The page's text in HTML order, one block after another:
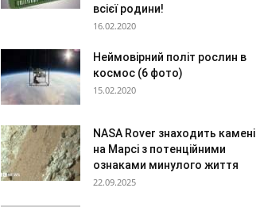
всієї родини!
16.02.2020
Неймовірний політ рослин в
космос (6 фото)
15.02.2020
NASA Rover знаходить камені
на Марсі з потенційними
ознаками минулого життя
22.09.2025